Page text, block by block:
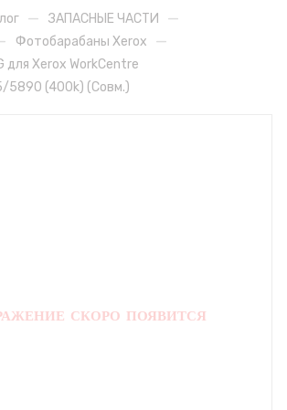
— ЗАПАСНЫЕ ЧАСТИ —
Фотобарабаны Xerox —
для Xerox WorkCentre
(400k) (Совм.)